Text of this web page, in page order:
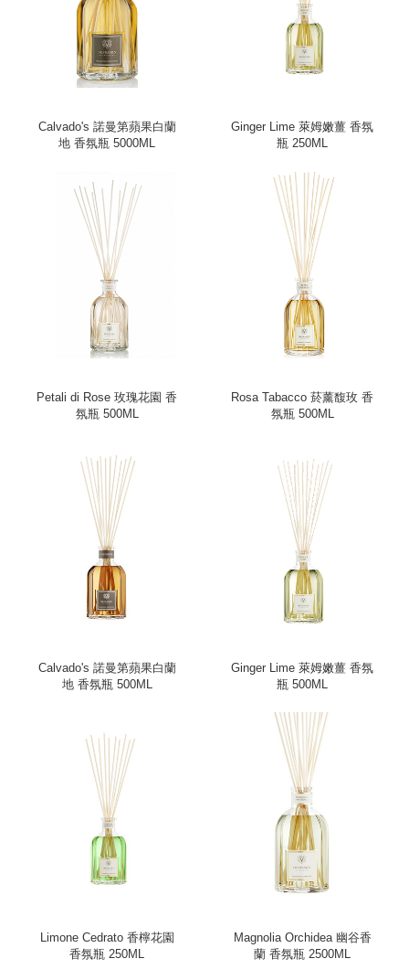
Calvado's 諾曼第蘋果白蘭
地 香氛瓶 5000ML
Ginger Lime 萊姆嫩薑 香氛
瓶 250ML
Petali di Rose 玫瑰花園 香
氛瓶 500ML
Rosa Tabacco 菸薰馥玫 香
氛瓶 500ML
Calvado's 諾曼第蘋果白蘭
地 香氛瓶 500ML
Ginger Lime 萊姆嫩薑 香氛
瓶 500ML
Limone Cedrato 香檸花園
香氛瓶 250ML
Magnolia Orchidea 幽谷香
蘭 香氛瓶 2500ML